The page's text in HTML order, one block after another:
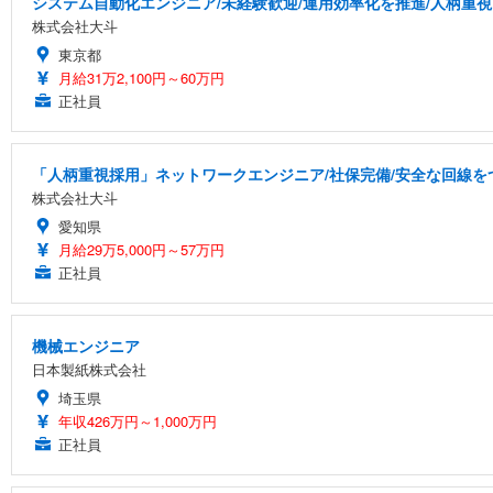
株式会社大斗
東京都
月給31万2,100円～60万円
正社員
「人柄重視採用」ネットワークエンジニア/社保完備/安全な回線を
株式会社大斗
愛知県
月給29万5,000円～57万円
正社員
機械エンジニア
日本製紙株式会社
埼玉県
年収426万円～1,000万円
正社員